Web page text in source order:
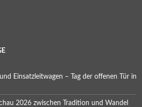
Einsatzleitwagen – Tag der offenen Tür in
2026 zwischen Tradition und Wandel